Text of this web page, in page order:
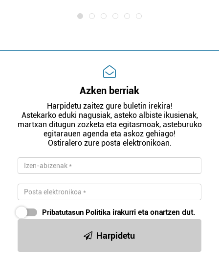
Azken berriak
Harpidetu zaitez gure buletin irekira!
Astekarko eduki nagusiak, asteko albiste ikusienak,
martxan ditugun zozketa eta egitasmoak, asteburuko
egitarauen agenda eta askoz gehiago!
Ostiralero zure posta elektronikoan.
Pribatutasun Politika irakurri eta onartzen dut.
Harpidetu